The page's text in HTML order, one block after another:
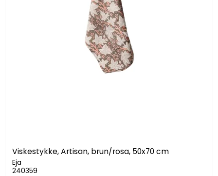
Viskestykke, Artisan, brun/rosa, 50x70 cm
Eja
240359